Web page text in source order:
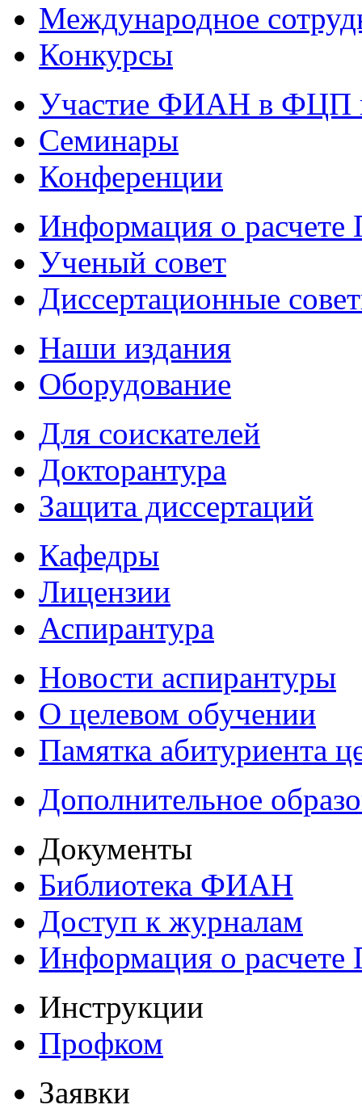
Международное
Конкурсы
Участие ФИАН в ФЦП
Семинары
Конференции
Информация о
Ученый совет
Диссертационные
Наши издания
Оборудование
Для соискателей
Докторантура
Защита диссертаций
Кафедры
Лицензии
Аспирантура
Новости аспирантуры
О целевом обучении
Памятка абитуриента
Дополнительное
Документы
Библиотека ФИАН
Доступ к журналам
Информация о
Инструкции
Профком
Заявки